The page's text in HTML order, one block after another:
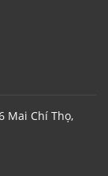
Mai Chí Thọ,